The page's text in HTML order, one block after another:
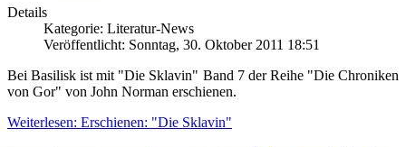
Details
Kategorie: Literatur-News
Veröffentlicht: Sonntag, 30. Oktober 2011 18:51
Bei Basilisk ist mit "Die Sklavin" Band 7 der Reihe "Die Chroniken
von Gor" von John Norman erschienen.
Weiterlesen: Erschienen: "Die Sklavin"